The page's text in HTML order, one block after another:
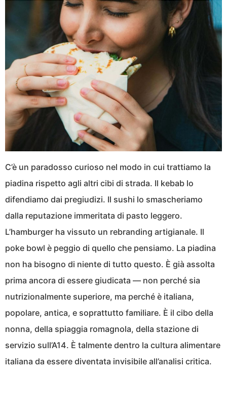
C’è un paradosso curioso nel modo in cui trattiamo la
piadina rispetto agli altri cibi di strada. Il kebab lo
difendiamo dai pregiudizi. Il sushi lo smascheriamo
dalla reputazione immeritata di pasto leggero.
L’hamburger ha vissuto un rebranding artigianale. Il
poke bowl è peggio di quello che pensiamo. La piadina
non ha bisogno di niente di tutto questo. È già assolta
prima ancora di essere giudicata — non perché sia
nutrizionalmente superiore, ma perché è italiana,
popolare, antica, e soprattutto familiare. È il cibo della
nonna, della spiaggia romagnola, della stazione di
servizio sull’A14. È talmente dentro la cultura alimentare
italiana da essere diventata invisibile all’analisi critica.